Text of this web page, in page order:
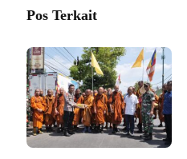
Pos Terkait